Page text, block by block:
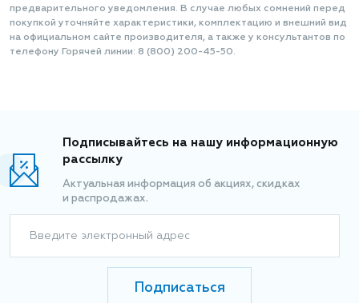
предварительного уведомления. В случае любых сомнений перед
покупкой уточняйте характеристики, комплектацию и внешний вид
на официальном сайте производителя, а также у консультантов по
телефону Горячей линии: 8 (800) 200-45-50.
Подписывайтесь на нашу информационную
рассылку
Актуальная информация об акциях, скидках
и распродажах.
Введите электронный адрес
Подписаться